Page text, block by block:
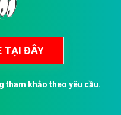
tham khảo theo yêu cầu.